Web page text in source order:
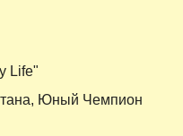
Life"
Юный Чемпион